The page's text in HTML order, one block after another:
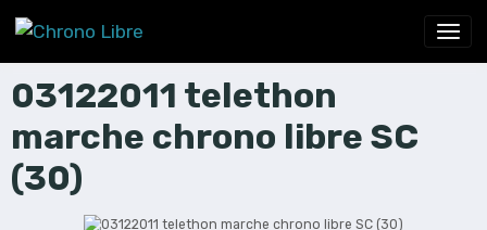
03122011 telethon
marche chrono libre SC
(30)